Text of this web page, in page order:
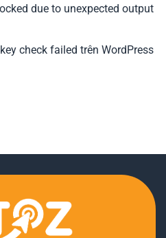
due to unexpected output
check failed trên WordPress